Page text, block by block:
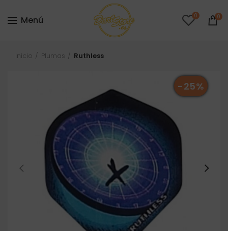
Menú 0 0
Inicio Plumas Ruthless
-25%